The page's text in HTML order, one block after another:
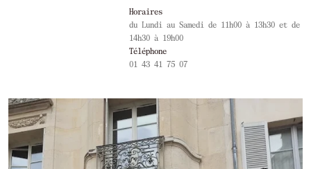
Horaires
du Lundi au Samedi de 11h00 à 13h30 et de
14h30 à 19h00
Téléphone
01 43 41 75 07